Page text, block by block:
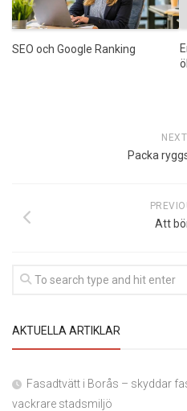
SEO och Google Ranking
Packa
Att
AKTUELLA ARTIKLAR
Fasadtvätt i Borås – skyddar
vackrare stadsmiljö